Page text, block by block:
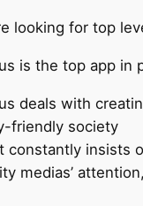
looking for top
is the top app in
deals with
friendly society
constantly insists
medias’